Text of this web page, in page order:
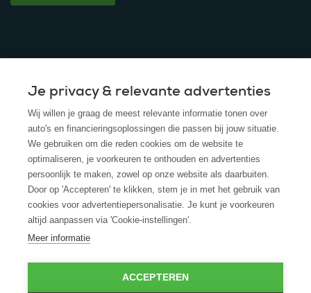
© 2025 - ROS Krediet Service
Algemene Voorwaarden
Disclaimer
Privacy Policy
Cookies
Cookie policy
Je privacy & relevante advertenties
Wij willen je graag de meest relevante informatie tonen over
auto's en financieringsoplossingen die passen bij jouw situatie.
We gebruiken om die reden cookies om de website te
optimaliseren, je voorkeuren te onthouden en advertenties
persoonlijk te maken, zowel op onze website als daarbuiten.
Door op 'Accepteren' te klikken, stem je in met het gebruik van
cookies voor advertentiepersonalisatie. Je kunt je voorkeuren
altijd aanpassen via 'Cookie-instellingen'.
Meer informatie
ACCEPTEREN